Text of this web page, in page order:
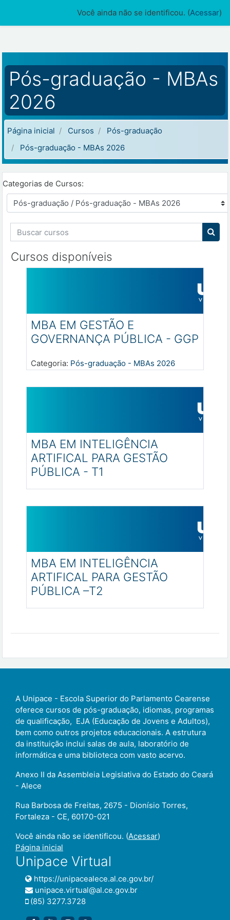
Você ainda não se identificou. (Acessar)
Pós-graduação - MBAs
2026
Página inicial Cursos
Pós-graduação
Pós-graduação - MBAs 2026
Categorias de Cursos:
Buscar cursos
Cursos disponíveis
MBA EM GESTÃO E
GOVERNANÇA PÚBLICA - GGP
Categoria: Pós-graduação - MBAs 2026
Professor: ESTÊVÃO LIMA ARRAIS
MBA EM INTELIGÊNCIA
ARTIFICAL PARA GESTÃO
PÚBLICA - T1
Professor: Vianney de Oliveira Ribeiro
MBA EM INTELIGÊNCIA
ARTIFICAL PARA GESTÃO
PÚBLICA –T2
A Unipace - Escola Superior do Parlamento Cearense
oferece cursos de pós-graduação, idiomas, programas
de qualificação, EJA (Educação de Jovens e Adultos),
bem como outros projetos educacionais. A estrutura
da instituição inclui salas de aula, laboratório de
informática e uma biblioteca com vasto acervo.
Anexo II da Assembleia Legislativa do Estado do Ceará
- Alece
Rua Barbosa de Freitas, 2675 - Dionísio Torres,
Fortaleza - CE, 60170-021
Você ainda não se identificou. (Acessar)
Página inicial
Unipace Virtual
https://unipacealece.al.ce.gov.br/
unipace.virtual@al.ce.gov.br
(85) 3277.3728